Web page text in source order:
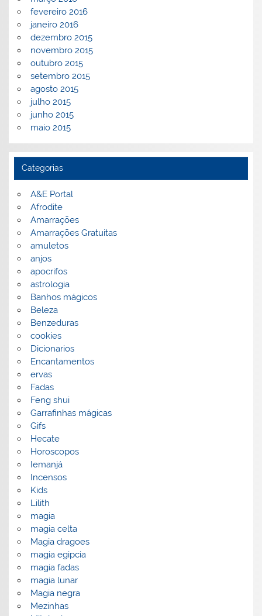
fevereiro 2016
janeiro 2016
dezembro 2015
novembro 2015
outubro 2015
setembro 2015
agosto 2015
julho 2015
junho 2015
maio 2015
Categorias
A&E Portal
Afrodite
Amarrações
Amarrações Gratuitas
amuletos
anjos
apocrifos
astrologia
Banhos mágicos
Beleza
Benzeduras
cookies
Dicionarios
Encantamentos
ervas
Fadas
Feng shui
Garrafinhas mágicas
Gifs
Hecate
Horoscopos
Iemanjá
Incensos
Kids
Lilith
magia
magia celta
Magia dragoes
magia egipcia
magia fadas
magia lunar
Magia negra
Mezinhas